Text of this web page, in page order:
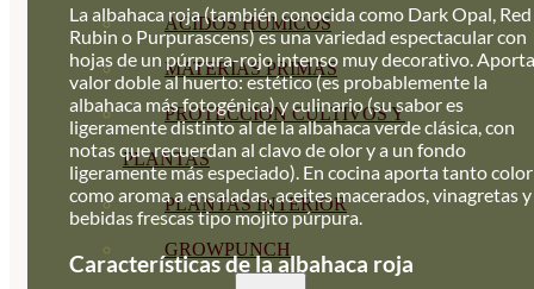
ÁCIDOS HÚMICOS
MATERIAS PRIMAS
PROTECCIÓN CULTIVOS Y
PLANTAS
PLANTAS INTERIOR
GROWPUNCH
La albahaca roja (también conocida como Dark Opal, Red
Rubin o Purpurascens) es una variedad espectacular con
hojas de un púrpura-rojo intenso muy decorativo. Aporta
valor doble al huerto: estético (es probablemente la
albahaca más fotogénica) y culinario (su sabor es
ligeramente distinto al de la albahaca verde clásica, con
notas que recuerdan al clavo de olor y a un fondo
ligeramente más especiado). En cocina aporta tanto color
como aroma a ensaladas, aceites macerados, vinagretas y
bebidas frescas tipo mojito púrpura.
Características de la albahaca roja